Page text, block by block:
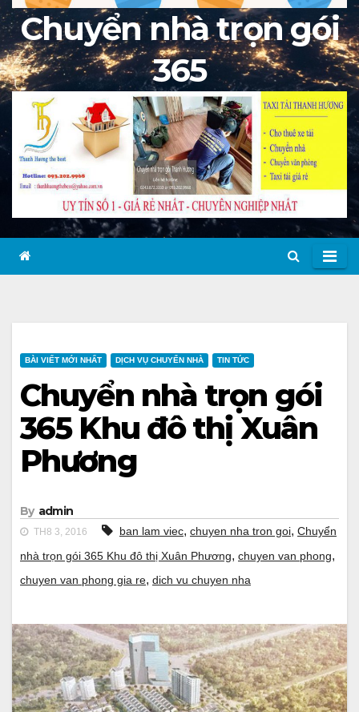
Chuyển nhà trọn gói
365
BÀI VIẾT MỚI NHẤT DỊCH VỤ CHUYỂN NHÀ TIN TỨC
Chuyển nhà trọn gói
365 Khu đô thị Xuân
Phương
By admin
TH8 3, 2016 ban lam viec, chuyen nha tron goi, Chuyển
nhà trọn gói 365 Khu đô thị Xuân Phương, chuyen van phong,
chuyen van phong gia re, dich vu chuyen nha